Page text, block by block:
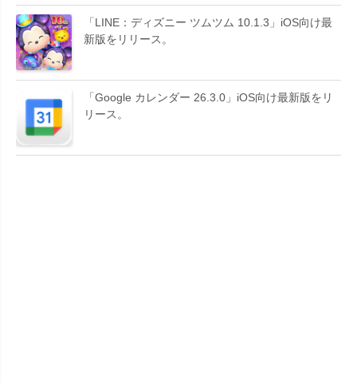
「LINE：ディズニー ツムツム 10.1.3」iOS向け最
新版をリリース。
「Google カレンダー 26.3.0」iOS向け最新版をリ
リース。